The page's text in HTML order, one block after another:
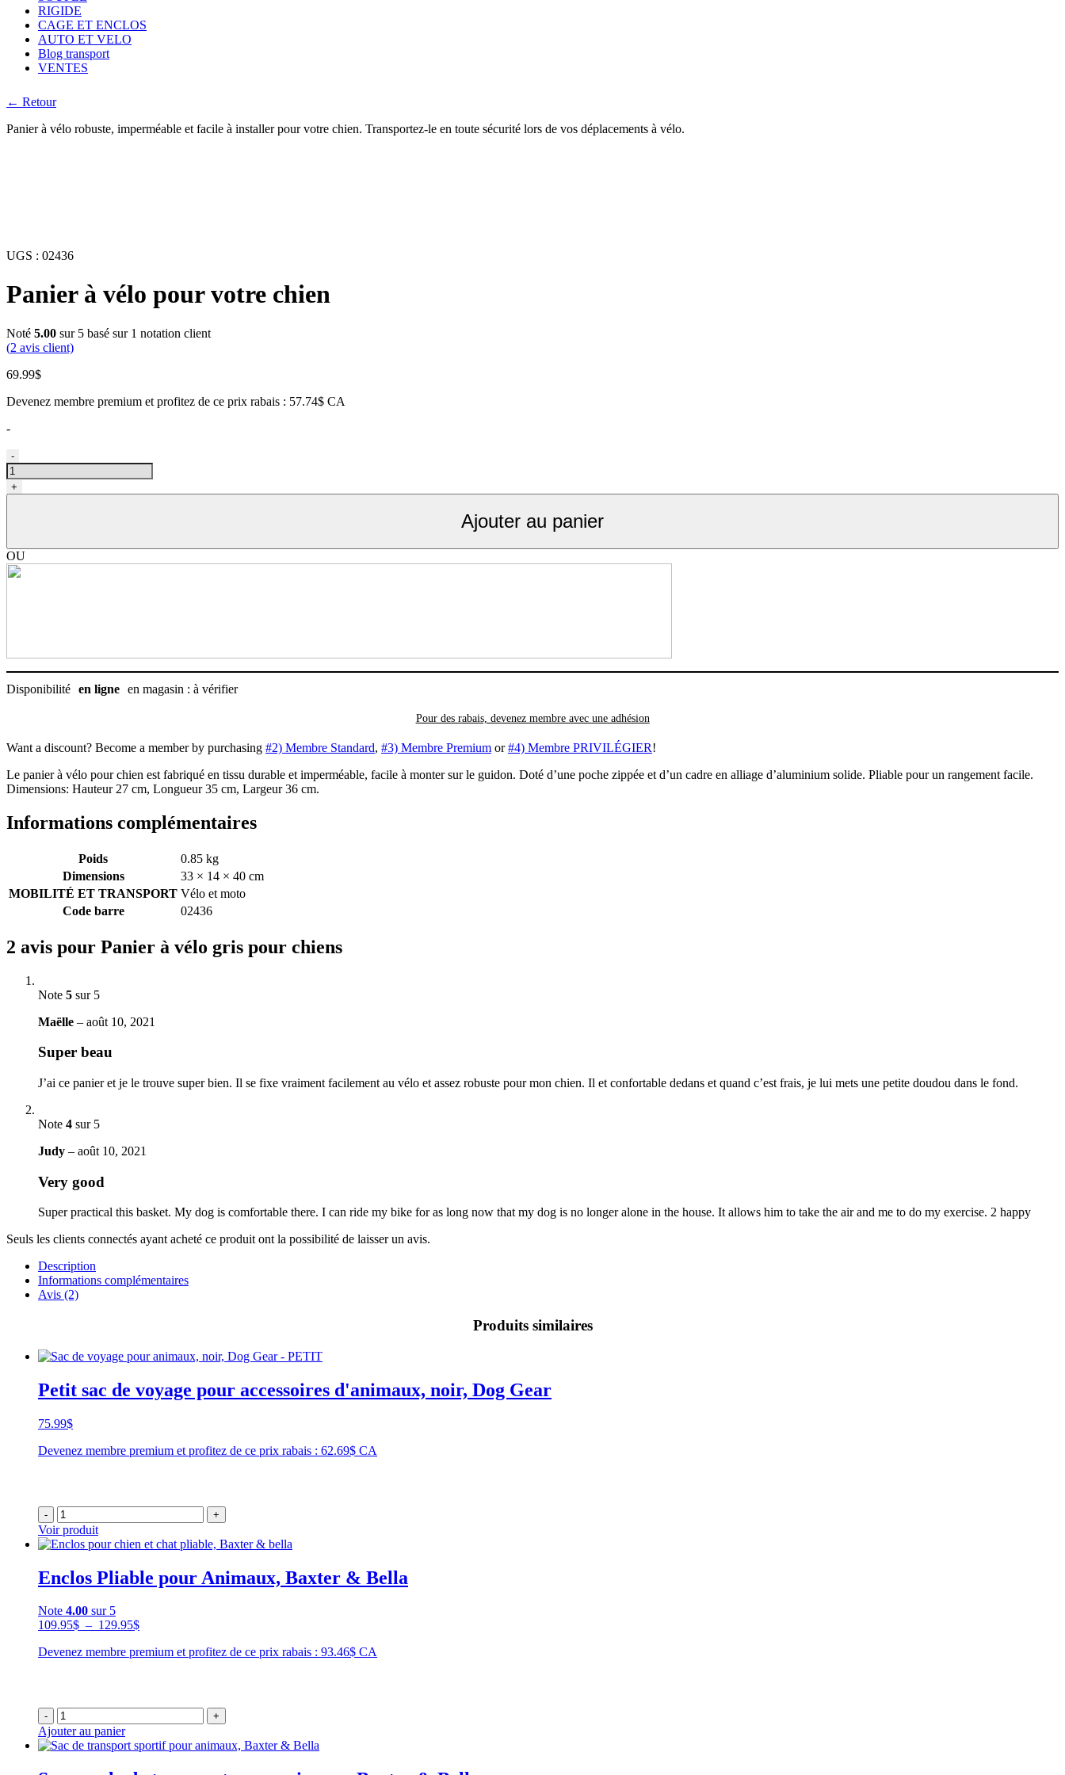
RIGIDE
CAGE ET ENCLOS
AUTO ET VELO
Blog transport
VENTES
← Retour
Panier à vélo robuste, imperméable et facile à installer pour votre chien. Transportez-le en toute sécurité lors de vos déplacements à vélo.
UGS : 02436
Panier à vélo pour votre chien
Noté 5.00 sur 5 basé sur 1 notation client
(2 avis client)
69.99$
Devenez membre premium et profitez de ce prix rabais : 57.74$ CA
-
quantité
de
Panier
à
chiens
-
+
Ajouter au panier
OU
Disponibilité en ligne en magasin : à vérifier
Pour des rabais, devenez membre avec une adhésion
Want a discount? Become a member by purchasing #2) Membre Standard, #3) Membre Premium or#4) Membre PRIVILÉGIER!
Le panier à vélo pour chien est fabriqué en tissu durable et imperméable, facile à monter sur le guidon. Doté d’une poche zippée et d’un cadre en alliage d’aluminium solide. Pliable pour un rangement facile.
Dimensions: Hauteur 27 cm, Longueur 35 cm, Largeur 36 cm.
Informations complémentaires
Poids
0.85 kg
Dimensions
33 × 14 × 40 cm
MOBILITÉ ET TRANSPORT Vélo et moto
Code barre
02436
2 avis pour Panier à vélo gris pour chiens
Note 5 sur 5
Maëlle – août 10, 2021
Super beau
J’ai ce panier et je le trouve super bien. Il se fixe vraiment facilement au vélo et assez robuste pour mon chien. Il et confortable dedans et quand c’est frais, je lui mets une petite doudou dans le fond.
Note 4 sur 5
Judy – août 10, 2021
Very good
Super practical this basket. My dog is comfortable there. I can ride my bike for as long now that my dog is no longer alone in the house. It allows him to take the air and me to do my exercise. 2 happy
Seuls les clients connectés ayant acheté ce produit ont la possibilité de laisser un avis.
Description
Informations complémentaires
Avis (2)
Produits similaires
Petit sac de voyage pour accessoires d'animaux, noir, Dog Gear
75.99$
Devenez membre premium et profitez de ce prix rabais : 62.69$ CA
- +
Voir produit
Enclos Pliable pour Animaux, Baxter & Bella
Note 4.00 sur 5
109.95$ – 129.95$Plage
prix :
Devenez membre premium et profitez de ce prix rabais : 93.46$ CA
- +
Ajouter au panier